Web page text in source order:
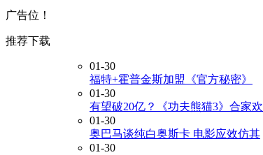
广告位！
推荐下载
01-30
福特+霍普金斯加盟《官方秘密》
01-30
有望破20亿？《功夫熊猫3》合家欢
01-30
奥巴马谈纯白奥斯卡 电影应效仿其
01-30